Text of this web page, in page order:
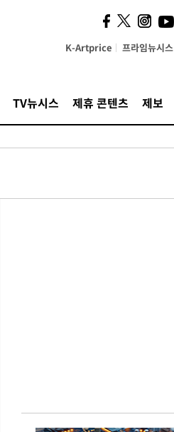
K-Artprice 프라임뉴시스
TV뉴시스 제휴 콘텐츠 제보